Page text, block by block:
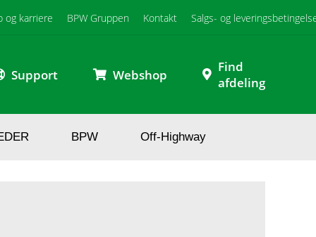
og karriere BPW Gruppen Kontakt Salgs- og
Support Webshop
Find
afdeling
BPW Off-Highway